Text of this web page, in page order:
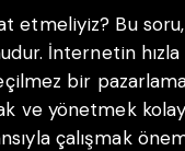
etmeliyiz? Bu
İnternetin
bir
ve yönetmek
çalışmak